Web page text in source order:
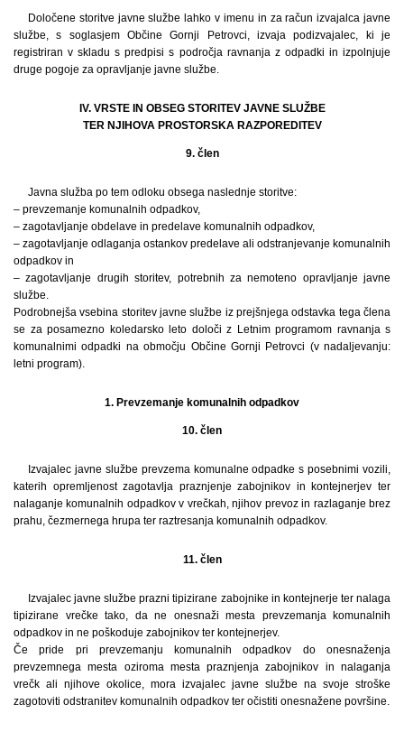
Določene storitve javne službe lahko v imenu in za račun izvajalca javne
službe, s soglasjem Občine Gornji Petrovci, izvaja podizvajalec, ki je
registriran v skladu s predpisi s področja ravnanja z odpadki in izpolnjuje
druge pogoje za opravljanje javne službe.
IV. VRSTE IN OBSEG STORITEV JAVNE SLUŽBE
TER NJIHOVA PROSTORSKA RAZPOREDITEV
9. člen
Javna služba po tem odloku obsega naslednje storitve:
– prevzemanje komunalnih odpadkov,
– zagotavljanje obdelave in predelave komunalnih odpadkov,
– zagotavljanje odlaganja ostankov predelave ali odstranjevanje komunalnih
odpadkov in
– zagotavljanje drugih storitev, potrebnih za nemoteno opravljanje javne
službe.
Podrobnejša vsebina storitev javne službe iz prejšnjega odstavka tega člena
se za posamezno koledarsko leto določi z Letnim programom ravnanja s
komunalnimi odpadki na območju Občine Gornji Petrovci (v nadaljevanju:
letni program).
1. Prevzemanje komunalnih odpadkov
10. člen
Izvajalec javne službe prevzema komunalne odpadke s posebnimi vozili,
katerih opremljenost zagotavlja praznjenje zabojnikov in kontejnerjev ter
nalaganje komunalnih odpadkov v vrečkah, njihov prevoz in razlaganje brez
prahu, čezmernega hrupa ter raztresanja komunalnih odpadkov.
11. člen
Izvajalec javne službe prazni tipizirane zabojnike in kontejnerje ter nalaga
tipizirane vrečke tako, da ne onesnaži mesta prevzemanja komunalnih
odpadkov in ne poškoduje zabojnikov ter kontejnerjev.
Če pride pri prevzemanju komunalnih odpadkov do onesnaženja
prevzemnega mesta oziroma mesta praznjenja zabojnikov in nalaganja
vrečk ali njihove okolice, mora izvajalec javne službe na svoje stroške
zagotoviti odstranitev komunalnih odpadkov ter očistiti onesnažene površine.